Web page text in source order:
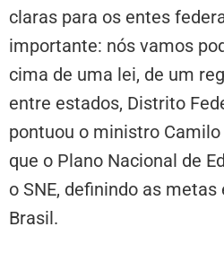
claras para os entes
importante: nós vamos
cima de uma lei, de um
entre estados, Distrito
pontuou o ministro
que o Plano Nacional de
o SNE, definindo as
Brasil.